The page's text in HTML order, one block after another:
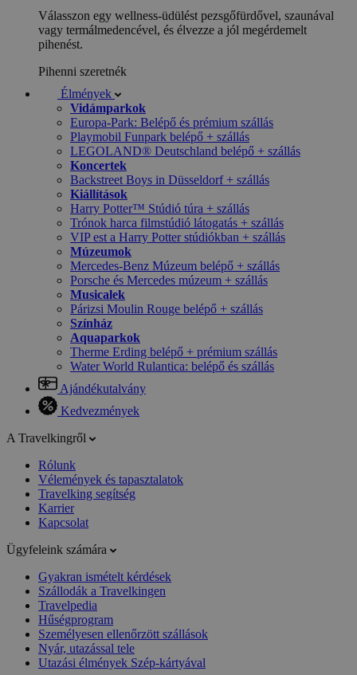
Válasszon egy wellness-üdülést pezsgőfürdővel, szaunával
vagy termálmedencével, és élvezze a jól megérdemelt
pihenést.
Pihenni szeretnék
Élmények
Vidámparkok
Europa-Park: Belépő és prémium szállás
Playmobil Funpark belépő + szállás
LEGOLAND® Deutschland belépő + szállás
Koncertek
Backstreet Boys in Düsseldorf + szállás
Kiállítások
Harry Potter™ Stúdió túra + szállás
Trónok harca filmstúdió látogatás + szállás
VIP est a Harry Potter stúdiókban + szállás
Múzeumok
Mercedes-Benz Múzeum belépő + szállás
Porsche és Mercedes múzeum + szállás
Musicalek
Párizsi Moulin Rouge belépő + szállás
Színház
Aquaparkok
Therme Erding belépő + prémium szállás
Water World Rulantica: belépő és szállás
Ajándékutalvány
Kedvezmények
A Travelkingről
Rólunk
Vélemények és tapasztalatok
Travelking segítség
Karrier
Kapcsolat
Ügyfeleink számára
Gyakran ismételt kérdések
Szállodák a Travelkingen
Travelpedia
Hűségprogram
Személyesen ellenőrzött szállások
Nyár, utazással tele
Utazási élmények Szép-kártyával